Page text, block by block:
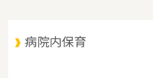
接。南は瀬戸内海を臨んで四国
四国地方の交通の要衝として古
部は、中国山地と盆地、中部は
病院内保育